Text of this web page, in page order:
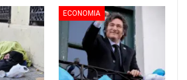
ECONOMIA